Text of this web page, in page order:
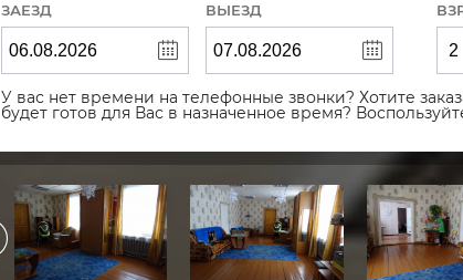
ЗАЕЗД ВЫЕЗД
У вас нет времени на телефонные звонки? Хотите
будет готов для Вас в назначенное время?